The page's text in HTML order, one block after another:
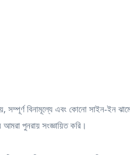
বিনামূল্যে এবং কোনো সাইন-ইন
পুনরায় সংজ্ঞায়িত করি।